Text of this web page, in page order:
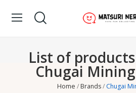
List of
Chugai
Home Brands Chugai